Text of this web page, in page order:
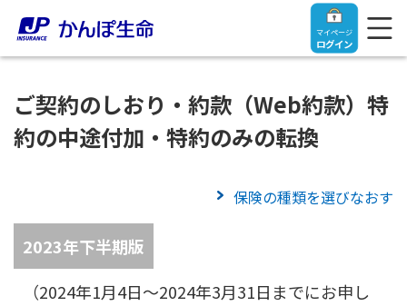
マイページ
ログイン
ご契約者さま
保険をご検討中のお客さま
ご契約のしおり・約款（Web約款）特
約の中途付加・特約のみの転換
保険の種類を選びなおす
2023年下半期版
（2024年1月4日～2024年3月31日までにお申し